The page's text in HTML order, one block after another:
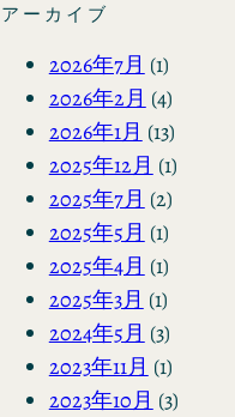
アーカイブ
2026年7月 (1)
2026年2月 (4)
2026年1月 (13)
2025年12月 (1)
2025年7月 (2)
2025年5月 (1)
2025年4月 (1)
2025年3月 (1)
2024年5月 (3)
2023年11月 (1)
2023年10月 (3)